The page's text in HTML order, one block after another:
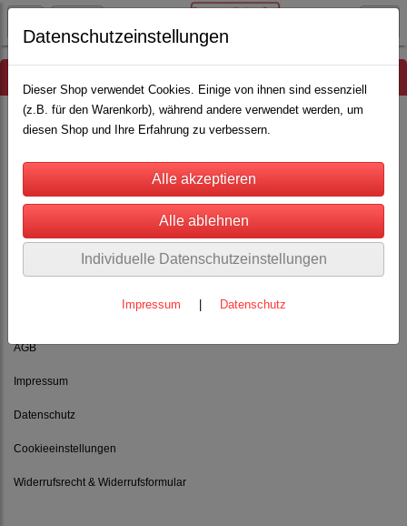
AGB
Impressum
Datenschutz
Cookieeinstellungen
Widerrufsrecht & Widerrufsformular
Datenschutzeinstellungen
Dieser Shop verwendet Cookies. Einige von ihnen sind essenziell
(z.B. für den Warenkorb), während andere verwendet werden, um
diesen Shop und Ihre Erfahrung zu verbessern.
Individuelle Datenschutzeinstellungen
Impressum Datenschutz